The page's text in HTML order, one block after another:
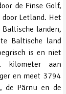
de Finse Golf,
Letland. Het
Baltische landen,
Baltische land
is en niet
kilometer aan
en meet 3794
de Pärnu en de